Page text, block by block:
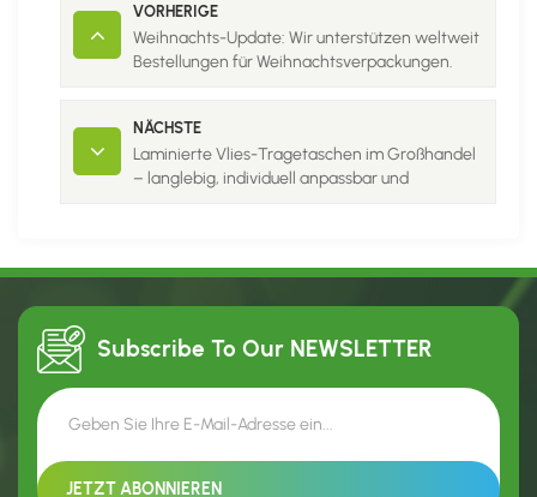
VORHERIGE
Weihnachts-Update: Wir unterstützen weltweit
Bestellungen für Weihnachtsverpackungen.
NÄCHSTE
Laminierte Vlies-Tragetaschen im Großhandel
– langlebig, individuell anpassbar und
Subscribe To Our NEWSLETTER